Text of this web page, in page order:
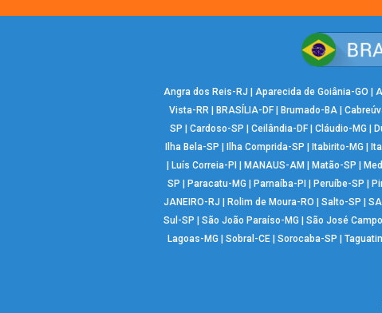
Angra dos Reis-RJ | Aparecida de Goiânia-GO |
Vista-RR | BRASÍLIA-DF| Brumado-BA|
SP | Cardoso-SP | Ceilândia-DF | Cláudio-MG |
Ilha Bela-SP | Ilha Comprida-SP | Itabirito-MG |
| Luís Correia-PI | MANAUS-AM | Matão-SP |
SP | Paracatu-MG | Parnaíba-PI | Peruíbe-SP |
JANEIRO-RJ | Rolim de Moura-RO | Salto-SP |
Sul-SP | São João Paraíso-MG | São José
Lagoas-MG | Sobral-CE| Sorocaba-SP |